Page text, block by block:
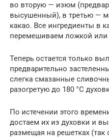
во вторую — изюм
высушенный), в третью —
какао. Все ингредиенты в
перемешиваем ложкой или
Теперь остается только
предварительно
слегка смазанные
разогретую до 180 °C
По истечении этого
достаем их из духовки и
размещая на решетках (так